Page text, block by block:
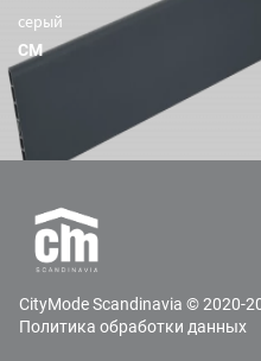
серый
CM
СityMode Scandinavia © 2020-
Политика обработки данных